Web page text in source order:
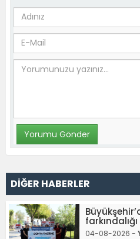
DİĞER HABERLER
04-08-2026 -